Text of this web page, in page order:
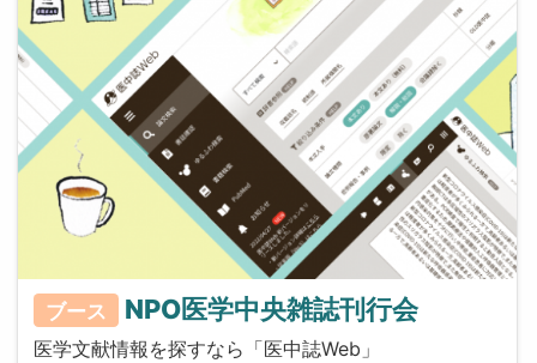
ブース NPO医学中央雑誌刊行会
医学文献情報を探すなら「医中誌Web」